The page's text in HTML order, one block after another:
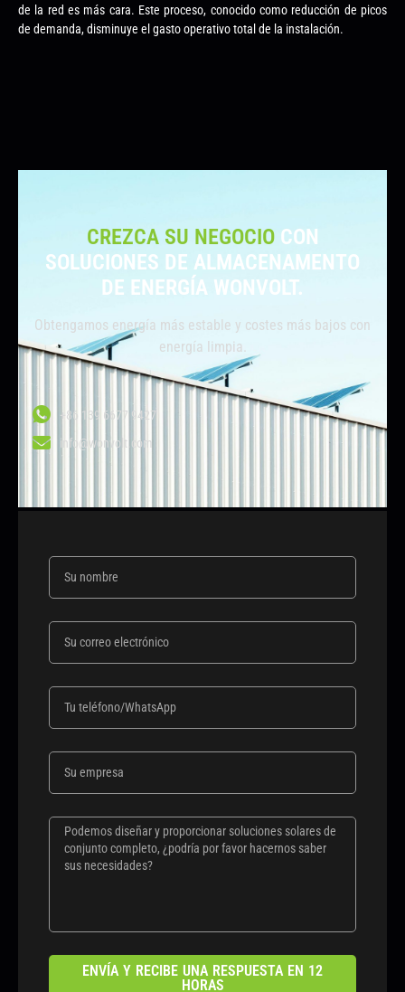
de la red es más cara. Este proceso, conocido como reducción de picos
de demanda, disminuye el gasto operativo total de la instalación.
CREZCA SU NEGOCIO CON
SOLUCIONES DE ALMACENAMENTO
DE ENERGÍA WONVOLT.
Obtengamos energía más estable y costes más bajos con
energía limpia.
+86 139 6677 9427
info@wonvolt.com
ENVÍA Y RECIBE UNA RESPUESTA EN 12
HORAS